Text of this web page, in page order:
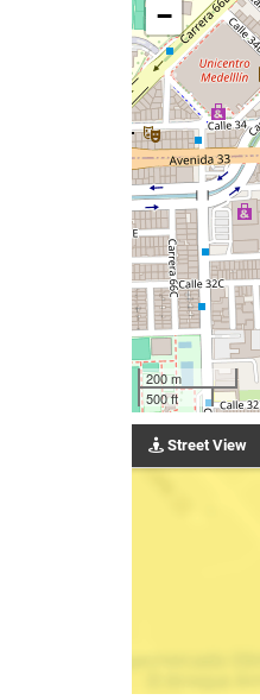
−
200 m
500 ft
Street View